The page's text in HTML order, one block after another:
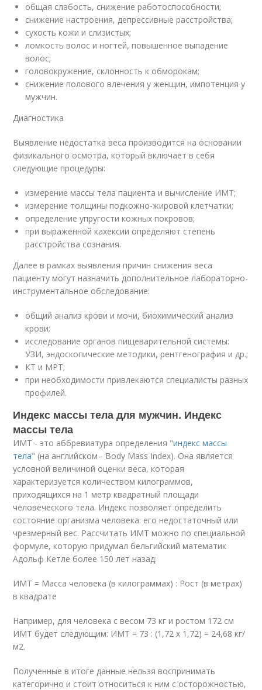
общая слабость, снижение работоспособности;
снижение настроения, депрессивные расстройства;
сухость кожи и слизистых;
ломкость волос и ногтей, повышенное выпадение
волос;
головокружение, склонность к обморокам;
снижение полового влечения у женщин, импотенция у
мужчин.
Диагностика
Выявление недостатка веса производится на основании
физикального осмотра, который включает в себя
следующие процедуры:
измерение массы тела пациента и вычисление ИМТ;
измерение толщины подкожно-жировой клетчатки;
определение упругости кожных покровов;
при выраженной кахексии определяют степень
расстройства сознания.
Далее в рамках выявления причин снижения веса
пациенту могут назначить дополнительное лабораторно-
инструментальное обследование:
общий анализ крови и мочи, биохимический анализ
крови;
исследование органов пищеварительной системы:
УЗИ, эндоскопические методики, рентгенография и др.;
КТ и МРТ;
при необходимости привлекаются специалисты разных
профилей.
Индекс массы тела для мужчин. Индекс
массы тела
ИМТ - это аббревиатура определения "индекс массы
тела" (на английском - Body Mass Index). Она является
условной величиной оценки веса, которая
характеризуется количеством килограммов,
приходящихся на 1 метр квадратный площади
человеческого тела. Индекс позволяет определить
состояние организма человека: его недостаточный или
чрезмерный вес. Рассчитать ИМТ можно по специальной
формуле, которую придумал бельгийский математик
Адольф Кетле более 150 лет назад:
ИМТ = Масса человека (в килограммах) : Рост (в метрах)
в квадрате
Например, для человека с весом 73 кг и ростом 172 см
ИМТ будет следующим: ИМТ = 73 : (1,72 х 1,72) = 24,68 кг/
м2.
Полученные в итоге данные нельзя воспринимать
категорично и стоит относиться к ним с осторожностью,